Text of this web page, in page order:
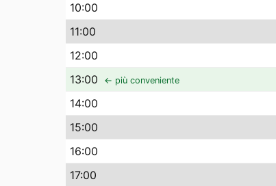
10:00
11:00
12:00
13:00 ← più conveniente
14:00
15:00
16:00
17:00